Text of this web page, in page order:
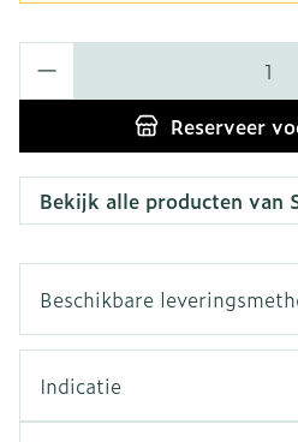
Reserveer
Bekijk alle producten van
Beschikbare
Indicatie